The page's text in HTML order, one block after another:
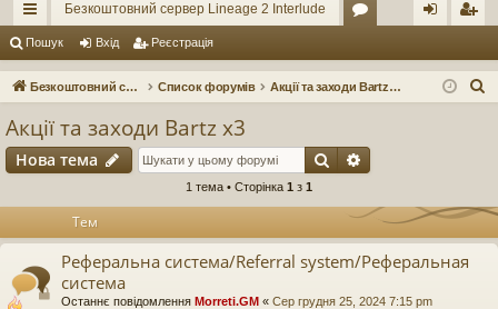
ви
дк
ст
уп
Безкоштовний сервер Lineage 2 Interlude
ум д ст
Пошук Вхід Реєстрація
Безкоштовний сервер Lineage 2 Interlude Список форумів Акції та заходи Bartz x3
Акції та заходи Bartz x3
Нова тема Пошук
1 тема • Сторінка 1 з 1
Тем
Реферальна система/Referral system/Реферальная
система
Останнє повідомлення Morreti.GM « Сер грудня 25, 2024 7:15 pm